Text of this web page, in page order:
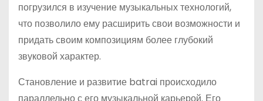
погрузился в изучение музыкальных технологий,
что позволило ему расширить свои возможности и
придать своим композициям более глубокий
звуковой характер.
Становление и развитие batrai происходило